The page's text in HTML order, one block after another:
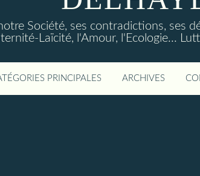
Société, ses contradictions, ses
Laïcité, l'Amour, l'Ecologie...
PRINCIPALES ARCHIVES